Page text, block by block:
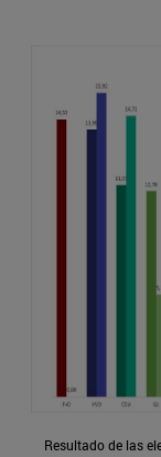
Resultado de las